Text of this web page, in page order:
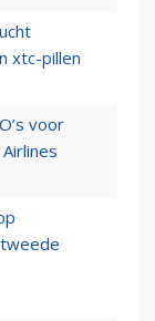
xtc-pillen
voor